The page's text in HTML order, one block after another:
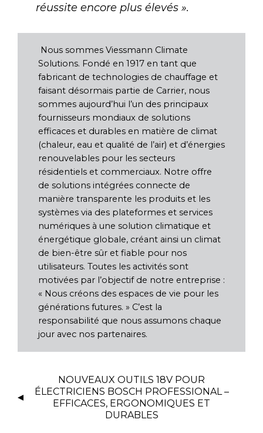
réussite encore plus élevés ».
Nous sommes Viessmann Climate
Solutions. Fondé en 1917 en tant que
fabricant de technologies de chauffage et
faisant désormais partie de Carrier, nous
sommes aujourd’hui l’un des principaux
fournisseurs mondiaux de solutions
efficaces et durables en matière de climat
(chaleur, eau et qualité de l’air) et d’énergies
renouvelables pour les secteurs
résidentiels et commerciaux. Notre offre
de solutions intégrées connecte de
manière transparente les produits et les
systèmes via des plateformes et services
numériques à une solution climatique et
énergétique globale, créant ainsi un climat
de bien-être sûr et fiable pour nos
utilisateurs. Toutes les activités sont
motivées par l’objectif de notre entreprise :
« Nous créons des espaces de vie pour les
générations futures. » C’est la
responsabilité que nous assumons chaque
jour avec nos partenaires.
NOUVEAUX OUTILS 18V POUR
ÉLECTRICIENS BOSCH PROFESSIONAL –
EFFICACES, ERGONOMIQUES ET
DURABLES